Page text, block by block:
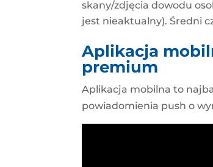
skany/zdjęcia dowodu
jest nieaktualny). Średni
Aplikacja
premium
Aplikacja mobilna to
powiadomienia push o